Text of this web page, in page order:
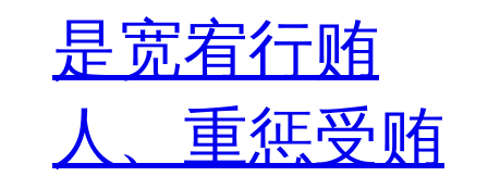
是宽宥行贿
人、重惩受贿